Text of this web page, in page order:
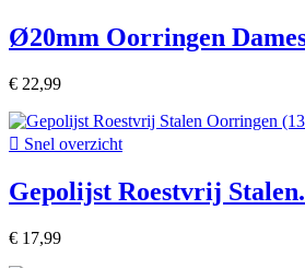
Ø20mm Oorringen
€ 22,99
 Snel overzicht
Gepolijst Roestvrij
€ 17,99